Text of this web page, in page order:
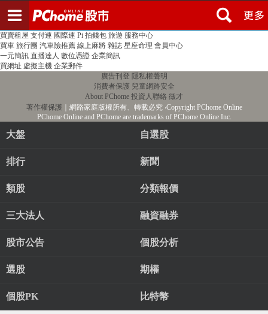
PChome首頁 線上購物 24h購物 書店
買賣租屋 支付連 國際連 Pi 拍錢包 旅遊 服務中心
買車 旅行團 汽車險推薦 線上麻將 雜誌 星座命理 會員中心
一元簡訊 直播達人 數位憑證 企業簡訊
買網址 虛擬主機 企業郵件
廣告刊登 隱私權聲明
消費者保護 兒童網路安全
About PChome 投資人聯絡 徵才
著作權保護 ｜網路家庭版權所有、轉載必究‧Copyright PChome Online
PChome Online and PChome are trademarks of PChome Online Inc.
大盤 自選股
排行 新聞
類股 分類報價
三大法人 融資融券
股市公告 個股分析
選股 期權
個股PK 比特幣